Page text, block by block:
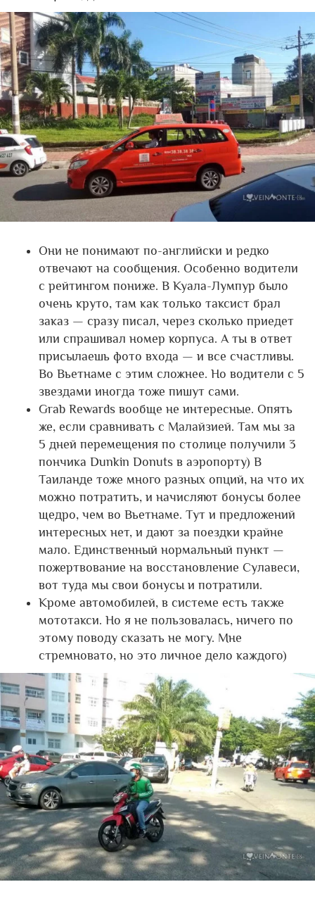
Они не понимают по-английски и редко
отвечают на сообщения. Особенно водители
с рейтингом пониже. В Куала-Лумпур было
очень круто, там как только таксист брал
заказ — сразу писал, через сколько приедет
или спрашивал номер корпуса. А ты в ответ
присылаешь фото входа — и все счастливы.
Во Вьетнаме с этим сложнее. Но водители с 5
звездами иногда тоже пишут сами.
Grab Rewards вообще не интересные. Опять
же, если сравнивать с Малайзией. Там мы за
5 дней перемещения по столице получили 3
пончика Dunkin Donuts в аэропорту) В
Таиланде тоже много разных опций, на что их
можно потратить, и начисляют бонусы более
щедро, чем во Вьетнаме. Тут и предложений
интересных нет, и дают за поездки крайне
мало. Единственный нормальный пункт —
пожертвование на восстановление Сулавеси,
вот туда мы свои бонусы и потратили.
Кроме автомобилей, в системе есть также
мототакси. Но я не пользовалась, ничего по
этому поводу сказать не могу. Мне
стремновато, но это личное дело каждого)